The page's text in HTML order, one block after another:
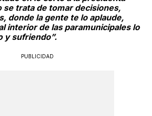
se trata de tomar decisiones,
donde la gente te lo aplaude,
interior de las paramunicipales lo
y sufriendo”.
PUBLICIDAD